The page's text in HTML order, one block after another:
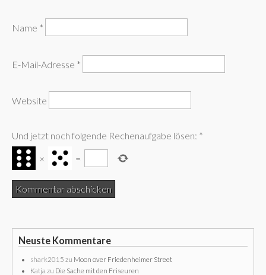
Name *
E-Mail-Adresse *
Website
Und jetzt noch folgende Rechenaufgabe lösen: *
× =
Neuste Kommentare
shark2015 zu Moon over Friedenheimer Street
Katja zu Die Sache mit den Friseuren